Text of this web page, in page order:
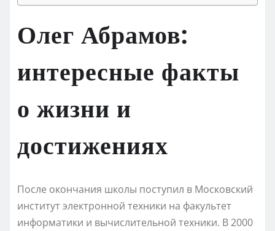
Олег Абрамов:
интересные факты
о жизни и
достижениях
После окончания школы поступил в Московский
институт электронной техники на факультет
информатики и вычислительной техники. В 2000